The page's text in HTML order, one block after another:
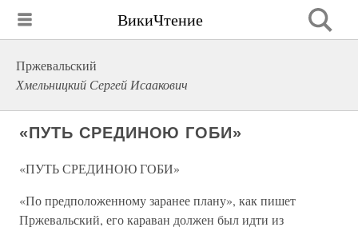
ВикиЧтение
Пржевальский
Хмельницкий Сергей Исаакович
«ПУТЬ СРЕДИНОЮ ГОБИ»
«ПУТЬ СРЕДИНОЮ ГОБИ»
«По предположенному заранее плану», как пишет
Пржевальский, его караван должен был идти из